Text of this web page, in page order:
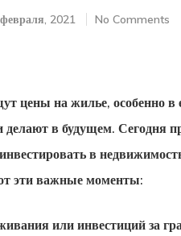
2021 No Comments
цены на жилье, особенно в
в будущем. Сегодня
в
эти важные моменты:
или инвестиций за